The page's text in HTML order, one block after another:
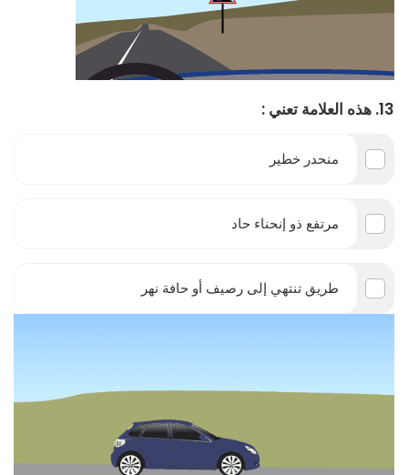
13. هذه العلامة تعني :
منحدر خطير
مرتفع ذو إنحناء حاد
طريق تنتهي إلى رصيف أو حافة نهر